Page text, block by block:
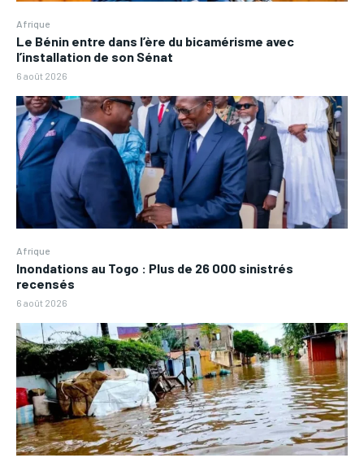
Afrique
Le Bénin entre dans l’ère du bicamérisme avec
l’installation de son Sénat
6 août 2026
Afrique
Inondations au Togo : Plus de 26 000 sinistrés
recensés
6 août 2026